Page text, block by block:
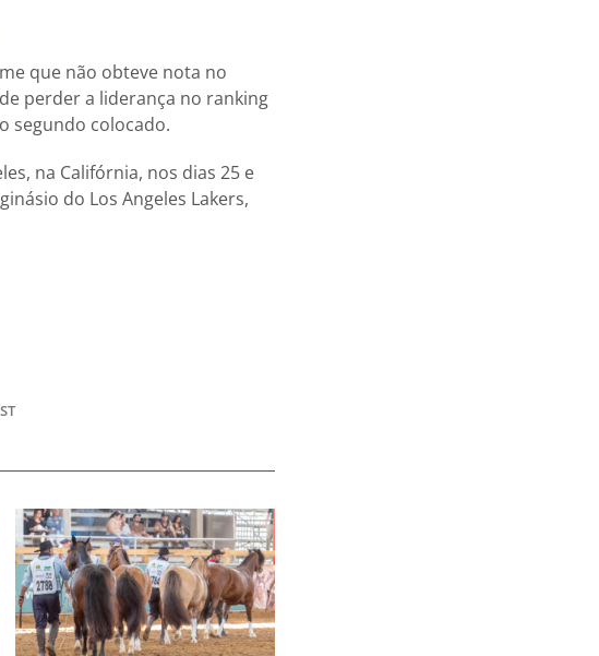
que não obteve nota no
perder a liderança no ranking
segundo colocado.
na Califórnia, nos dias 25 e
do Los Angeles Lakers,